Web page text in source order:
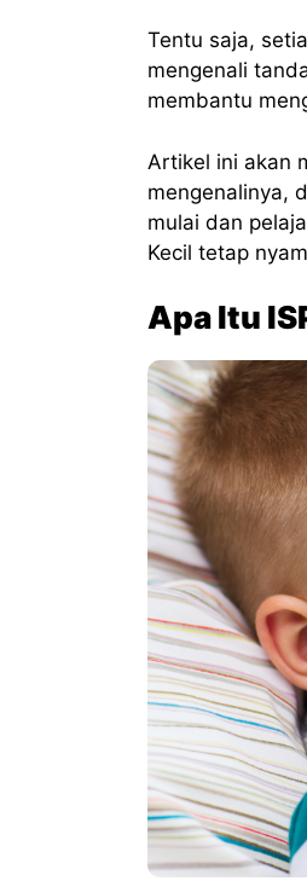
Tentu saja,
mengenali
membantu
Artikel ini akan
mengenalinya,
mulai dan
Kecil tetap
Apa Itu